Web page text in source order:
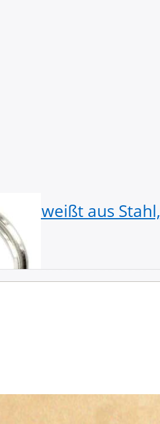
aus Stahl,